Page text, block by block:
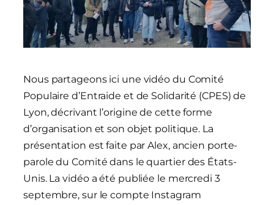
Nous partageons ici une vidéo du Comité
Populaire d’Entraide et de Solidarité (CPES) de
Lyon, décrivant l’origine de cette forme
d’organisation et son objet politique. La
présentation est faite par Alex, ancien porte-
parole du Comité dans le quartier des États-
Unis. La vidéo a été publiée le mercredi 3
septembre, sur le compte Instagram